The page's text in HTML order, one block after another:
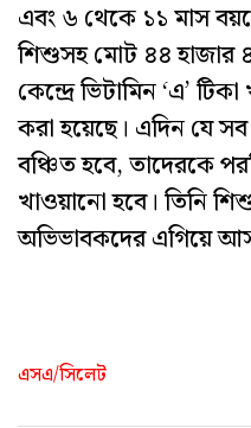
এবং ৬ থেকে ১১ মাস
শিশুসহ মোট ৪৪
কেন্দ্রে ভিটামিন ‘এ’
করা হয়েছে। এদিন যে
বঞ্চিত হবে, তাদেরকে
খাওয়ানো হবে। তিনি
অভিভাবকদের এগিয়ে
এসএ/সিলেট